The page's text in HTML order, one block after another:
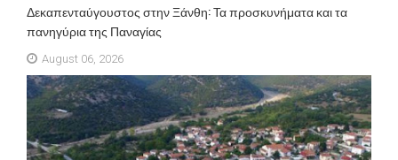
Δεκαπενταύγουστος στην Ξάνθη: Τα προσκυνήματα και τα
πανηγύρια της Παναγίας
August 06, 2026